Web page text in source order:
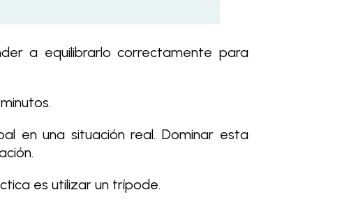
a equilibrarlo correctamente para
en una situación real. Dominar esta
es utilizar un trípode.